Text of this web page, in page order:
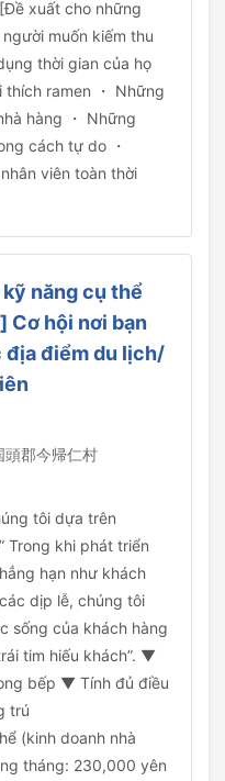
xuất cho những
muốn kiếm thu
thời gian của họ
ramen ・ Những
hàng ・ Những
cách tự do ・
viên toàn thời
năng cụ thể
Cơ hội nơi bạn
địa điểm du lịch/
頭郡今帰仁村
tôi dựa trên
Trong khi phát triển
hạn như khách
dịp lễ, chúng tôi
sống của khách hàng
tim hiếu khách”. ▼
bếp ▼ Tính đủ điều
trú
(kinh doanh nhà
tháng: 230,000 yên